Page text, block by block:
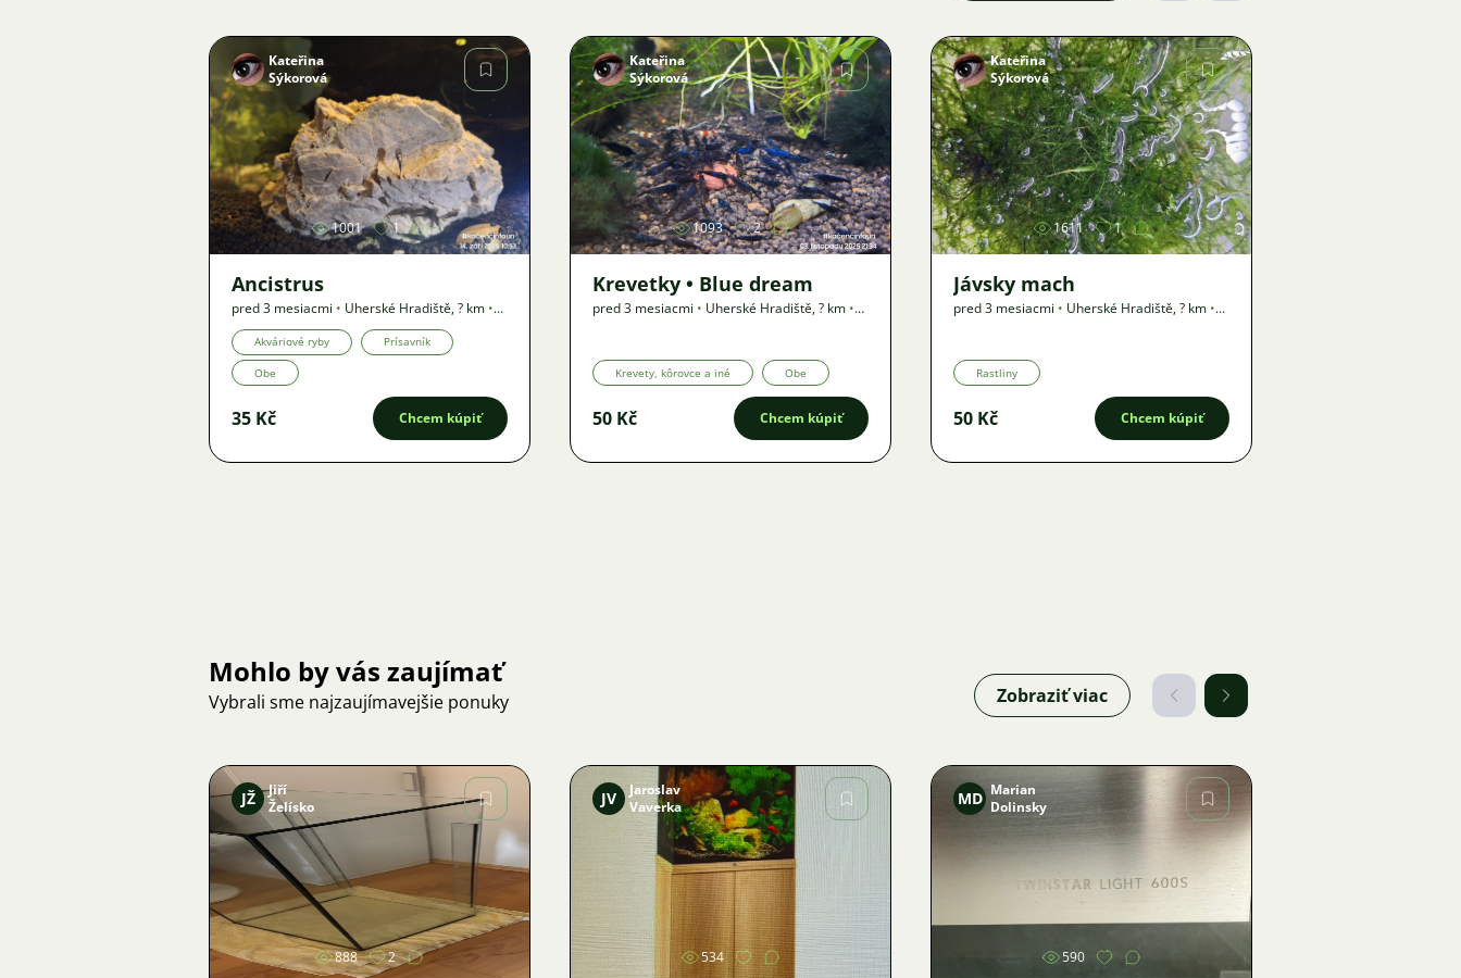
Obrázok
Kateřina
Sýkorová
1001 1
Ancistrus
pred 3 mesiacmi • Uherské Hradiště,? km •
Ponuka
Akváriové ryby Prísavník
Obe
35 Kč Chcem kúpiť
Obrázok
Kateřina
Sýkorová
1093 2
Krevetky • Blue dream
pred 3 mesiacmi • Uherské Hradiště,? km •
Krevety, kôrovce a iné Obe
50 Kč Chcem kúpiť
Obrázok
Kateřina
Sýkorová
1611 1
Jávsky mach
pred 3 mesiacmi • Uherské Hradiště,? km •
Rastliny
50 Kč Chcem kúpiť
Mohlo by vás zaujímať
Vybrali sme najzaujímavejšie ponuky Zobraziť viac
Obrázok
JŽ
Jiří
Želísko
888 2
Obrázok
JV
Jaroslav
Vaverka
534
Obrázok
MD Marian
Dolinsky
590